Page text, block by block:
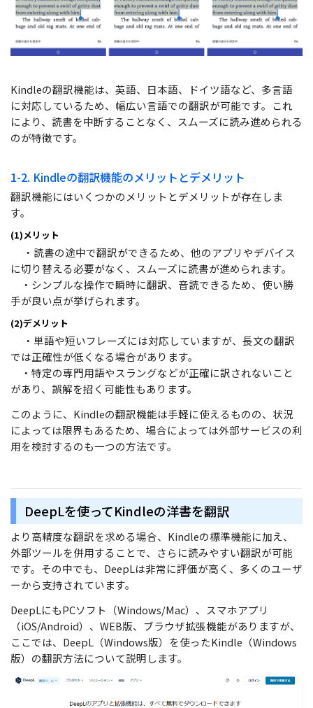
Kindleの翻訳機能は、英語、日本語、ドイツ語など、多言語
に対応しているため、幅広い言語での翻訳が可能です。これ
により、読書を中断することなく、スムーズに読み進められる
のが特徴です。
1-2. Kindleの翻訳機能のメリットとデメリット
翻訳機能にはいくつかのメリットとデメリットが存在しま
す。
(1)メリット
・読書の途中で翻訳ができるため、他のアプリやデバイス
に切り替える必要がなく、スムーズに読書が進められます。
・シンプルな操作で瞬時に翻訳、音読できるため、使い勝
手が良い点が挙げられます。
(2)デメリット
・単語や短いフレーズには対応していますが、長文の翻訳
では正確性が低くなる場合があります。
・特定の専門用語やスラングなどが正確に訳されないこと
があり、誤解を招く可能性もあります。
このように、Kindleの翻訳機能は手軽に使えるものの、状況
によっては限界もあるため、場合によっては外部サービスの利
用を検討するのも一つの方法です。
DeepLを使ってKindleの洋書を翻訳
より高精度な翻訳を求める場合、Kindleの標準機能に加え、
外部ツールを併用することで、さらに読みやすい翻訳が可能
です。その中でも、DeepLは非常に評価が高く、多くのユーザ
ーから支持されています。
DeepLにもPCソフト（Windows/Mac）、スマホアプリ
（iOS/Android）、WEB版、ブラウザ拡張機能がありますが、
ここでは、DeepL（Windows版）を使ったKindle（Windows
版）の翻訳方法について説明します。